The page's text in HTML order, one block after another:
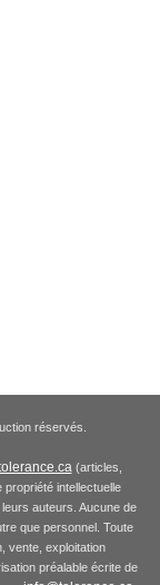
réservés.
(articles,
intellectuelle
auteurs. Aucune de
que personnel. Toute
vente, exploitation
préalable écrite de